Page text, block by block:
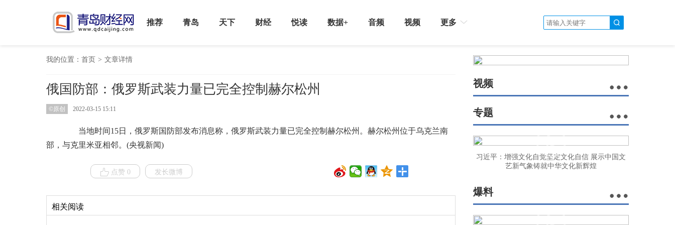
推荐 青岛 天下 财经 悦读 数据+ 音频 视频 更多
我的位置： 首页 > 文章详情
俄国防部：俄罗斯武装力量已完全控制赫尔松州
©原创 2022-03-15 15:11
当地时间15日，俄罗斯国防部发布消息称，俄罗斯武装力量已完全控制赫尔松州。赫尔松州位于乌克兰南
部，与克里米亚相邻。(央视新闻)
点赞 0 发长微博
相关阅读
视频
专题
习近平：增强文化自觉坚定文化自信 展示中国文
艺新气象铸就中华文化新辉煌
爆料